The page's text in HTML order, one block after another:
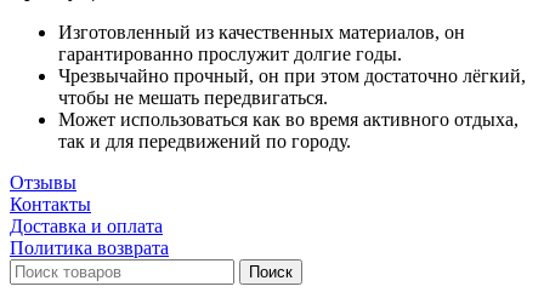
Изготовленный из качественных материалов, он
гарантированно прослужит долгие годы.
Чрезвычайно прочный, он при этом достаточно лёгкий,
чтобы не мешать передвигаться.
Может использоваться как во время активного отдыха,
так и для передвижений по городу.
Отзывы
Контакты
Доставка и оплата
Политика возврата
Поиск